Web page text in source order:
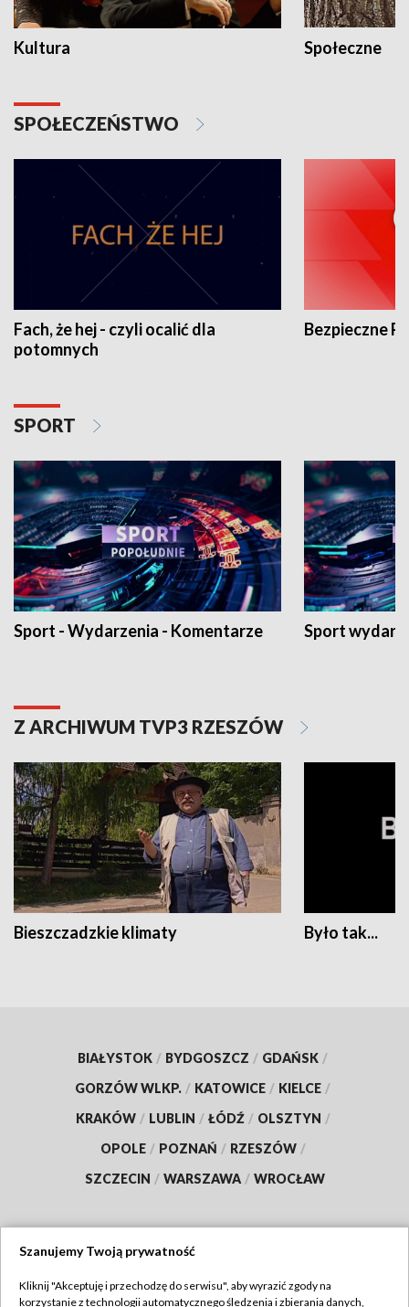
Kultura Społeczne
SPOŁECZEŃSTWO
Fach, że hej - czyli ocalić dla
potomnych
Bezpieczne
SPORT
Sport - Wydarzenia - Komentarze Sport
Z ARCHIWUM TVP3 RZESZÓW
Bieszczadzkie klimaty Było tak...
BIAŁYSTOK / BYDGOSZCZ / GDAŃSK /
GORZÓW WLKP. / KATOWICE / KIELCE /
KRAKÓW / LUBLIN / ŁÓDŹ / OLSZTYN /
OPOLE / POZNAŃ / RZESZÓW /
SZCZECIN / WARSZAWA / WROCŁAW
Szanujemy Twoją prywatność
Kliknij "Akceptuję i przechodzę do serwisu", aby wyrazić zgody na
korzystanie z technologii automatycznego śledzenia i zbierania danych,